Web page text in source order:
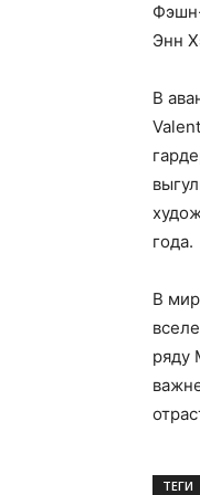
Энн
В
года.
В
ряду
ТЕГИ